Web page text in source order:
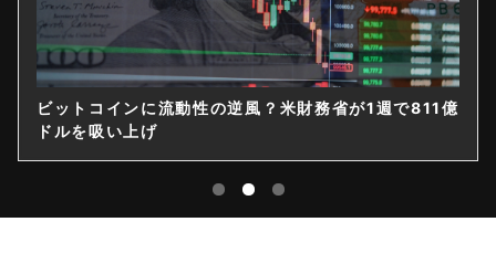
ビットコインに流動性の逆風？米財務省が1週で811億
ドルを吸い上げ